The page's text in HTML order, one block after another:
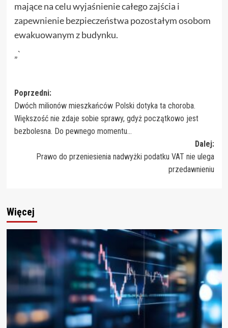
mające na celu wyjaśnienie całego zajścia i
zapewnienie bezpieczeństwa pozostałym osobom
ewakuowanym z budynku.
„`
Zobacz
wpisy
Poprzedni:
Dwóch milionów mieszkańców Polski dotyka ta choroba.
Większość nie zdaje sobie sprawy, gdyż początkowo jest
bezbolesna. Do pewnego momentu…
Dalej:
Prawo do przeniesienia nadwyżki podatku VAT nie ulega
przedawnieniu
Więcej